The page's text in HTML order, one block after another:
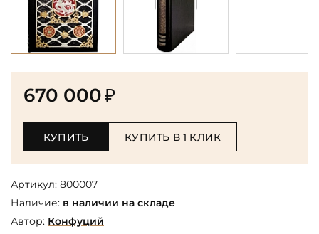
670 000₽
КУПИТЬ КУПИТЬ В 1 КЛИК
Артикул: 800007
Наличие: в наличии на складе
Автор: Конфуций